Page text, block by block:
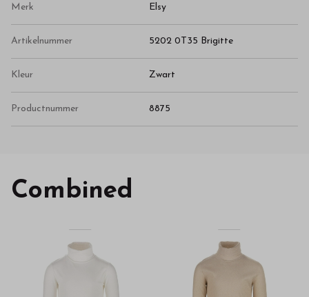
Merk Elsy
Artikelnummer 5202 0T35 Brigitte
Kleur Zwart
Productnummer 8875
Combined